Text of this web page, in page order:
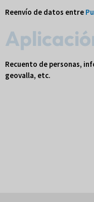
Reenvío de datos entre
Recuento de personas,
geovalla, etc.